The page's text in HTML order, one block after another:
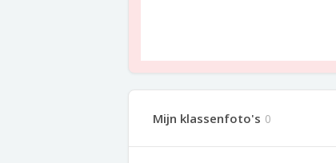
Mijn klassenfoto's 0